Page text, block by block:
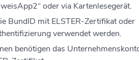
oder via Kartenlesegerät.
BundID mit ELSTER-Zertifikat oder
verwendet werden.
benötigen das